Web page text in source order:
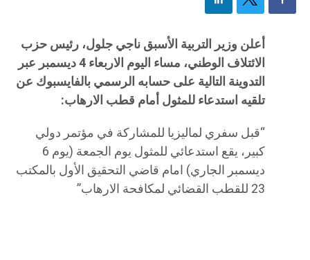
أعلن وزير التربية الأسبق ناجي جلول، رئيس حزب
الائتلاف الوطني، مساء اليوم الاربعاء 4 ديسمبر عبر
التدوينة التالية على حسابه الرسمي بالفايسبوك عن
تلقيه استدعاء للمثول أمام قطب الارهاب:
“قبل سفري لماليزيا للمشاركة في مؤتمر دولي
كبير، يقع استدعائي للمثول يوم الجمعة (يوم 6
ديسمبر الجاري) امام قاضي التحقيق الأول بالمكتب
23 للقطب القضائي لمكافحة الارهاب”